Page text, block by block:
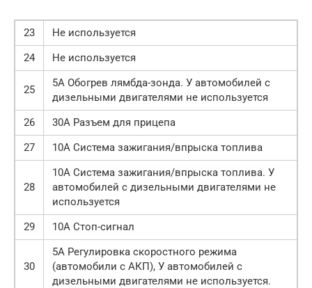
23
Не используется
24
Не используется
25
5А Обогрев лямбда-зонда. У автомобилей с
дизельными двигателями не используется
26
30А Разъем для прицепа
27
10А Система зажигания/впрыска топлива
28
10А Система зажигания/впрыска топлива. У
автомобилей с дизельными двигателями не
используется
29
10А Стоп-сигнал
30
5А Регулировка скоростного режима
(автомобили с АКП), У автомобилей с
дизельными двигателями не используется.